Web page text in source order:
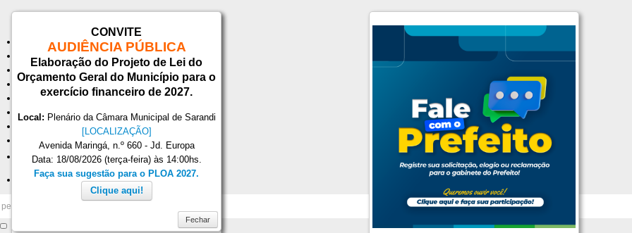
Notícias
Serviços
Secretarias
Cidade
Ouvidoria
AJUDA
Login
CONVITE
AUDIÊNCIA PÚBLICA
Elaboração do Projeto de Lei do
Orçamento Geral do Município para o
exercício financeiro de 2027.
Local: Plenário da Câmara Municipal de Sarandi
[LOCALIZAÇÃO]
Avenida Maringá, n.º 660 - Jd. Europa
Data: 18/08/2026 (terça-feira) às 14:00hs.
Faça sua sugestão para o PLOA 2027.
Clique aqui!
Fechar